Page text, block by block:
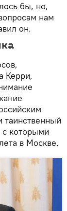
бы, но,
нам
он.
Керри,
которыми
в Москве.